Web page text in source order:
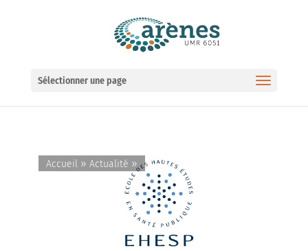
Sélectionner une page
Accueil» Actualité »